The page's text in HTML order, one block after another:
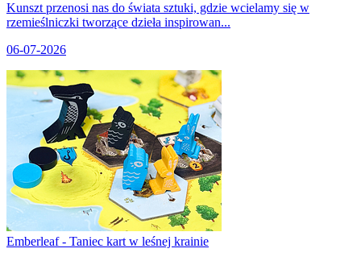
Kunszt przenosi nas do świata sztuki, gdzie wcielamy się w
rzemieślniczki tworzące dzieła inspirowan...
06-07-2026
Emberleaf - Taniec kart w leśnej krainie